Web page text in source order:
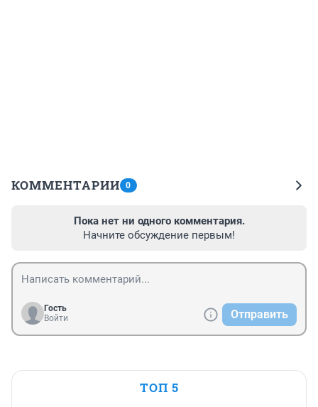
КОММЕНТАРИИ 0
Пока нет ни одного комментария.
Начните обсуждение первым!
Гость
Войти
Отправить
ТОП 5